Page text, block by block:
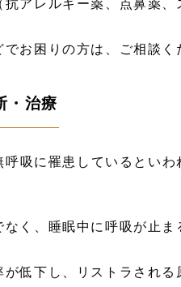
アレルギー薬、点鼻薬
お困りの方は、ご相談く
・治療
吸に罹患しているといわ
く、睡眠中に呼吸が止ま
低下し、リストラされ